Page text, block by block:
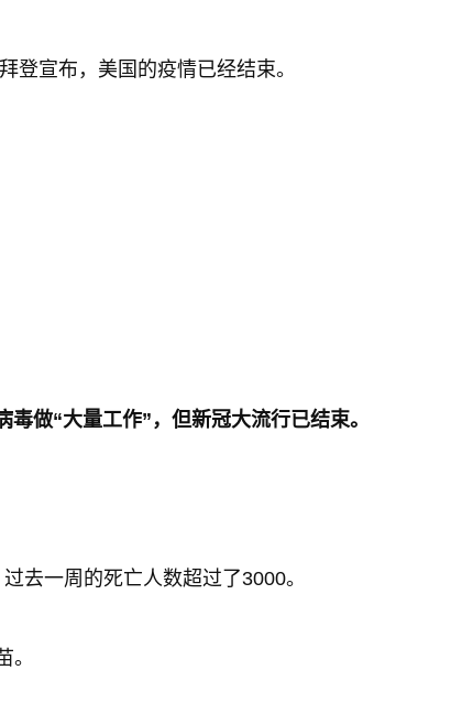
宣布，美国的疫情已经结束。
做“大量工作”，但新冠大流行已结束。
去一周的死亡人数超过了3000。